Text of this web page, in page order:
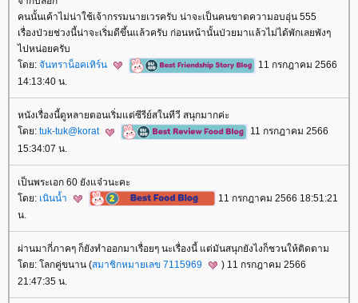
คนนั้นเค้าไม่น่าใช้เจ้ากรรมนายเวรครับ น่าจะเป็นคนขาดความอบอุ่น 555
เรื่องป่วยช่วงนี้น่าจะเริ่มดีขึ้นแล้วครับ ก่อนหน้านั้นป่วยมาแล้วไม่ได้พักเลยพังๆ
ไปหน่อยครับ
ดย: จันทราน็อคเทิร์น
11 กรกฎาคม 2566
14:13:40 น.
หนังเรื่องนี้ดูหลายตอนเริ่มแต่ซีรีย์สในทีวี สนุกมากค่ะ
ดย: tuk-tuk@korat
11 กรกฎาคม 2566
15:34:07 น.
เป็นพระเอก 60 ยังแจ๋วนะคะ
ดย: เนินน้ำ
11 กรกฎาคม 2566 18:51:21
น.
ผ่านมากี่ภาคๆ ก็ยังทำออกมาเรื่อยๆ นะเรื่องนี้ แต่มันสนุกยังไงก็ชวนให้ติดตาม
ดย: โลกคู่ขนาน (สมาชิกหมายเลข 7115969
) 11 กรกฎาคม 2566
21:47:35 น.